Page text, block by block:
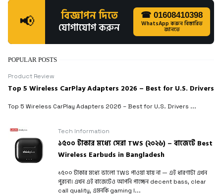
📢 বিজ্ঞাপন দিতে
যোগাযোগ করুন
☎ 01608410398
WhatsApp করুন বিস্তারিত
জানতে
POPULAR POSTS
Product Review
Top 5 Wireless CarPlay Adapters 2026 – Best for U.S. Drivers
Top 5 Wireless CarPlay Adapters 2026 – Best for U.S. Drivers ...
Tech Information
১৫০০ টাকার মধ্যে সেরা TWS (২০২৬) – বাজেটে Best
Wireless Earbuds in Bangladesh
১৫০০ টাকার মধ্যে ভালো TWS পাওয়া যায় না — এই ধারণাটা এখন
পুরনো। এখন এই বাজেটেও আপনি পাচ্ছেন decent bass, clear
call quality, এমনকি gaming l...